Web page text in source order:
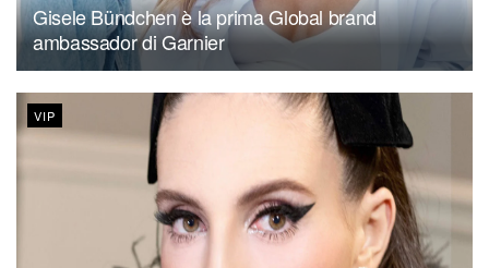
Gisele Bündchen è la prima Global brand
ambassador di Garnier
VIP